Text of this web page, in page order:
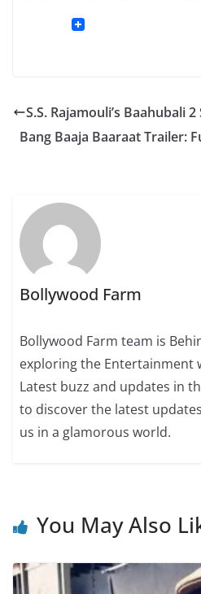
S.S. Rajamouli’s Baahubali
Bang Baaja Baaraat Trailer:
Bollywood Farm
Bollywood Farm team is
exploring the Entertainment
Latest buzz and updates in
to discover the latest
us in a glamorous world.
You May Also